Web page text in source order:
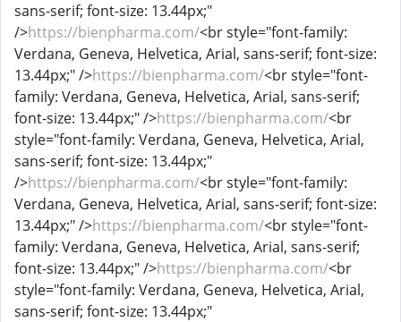
sans-serif; font-size: 13.44px;"
/>https://bienpharma.com/<br style="font-family:
Verdana, Geneva, Helvetica, Arial, sans-serif; font-size:
13.44px;" />https://bienpharma.com/<br style="font-
family: Verdana, Geneva, Helvetica, Arial, sans-serif;
font-size: 13.44px;" />https://bienpharma.com/<br
style="font-family: Verdana, Geneva, Helvetica, Arial,
sans-serif; font-size: 13.44px;"
/>https://bienpharma.com/<br style="font-family:
Verdana, Geneva, Helvetica, Arial, sans-serif; font-size:
13.44px;" />https://bienpharma.com/<br style="font-
family: Verdana, Geneva, Helvetica, Arial, sans-serif;
font-size: 13.44px;" />https://bienpharma.com/<br
style="font-family: Verdana, Geneva, Helvetica, Arial,
sans-serif; font-size: 13.44px;"